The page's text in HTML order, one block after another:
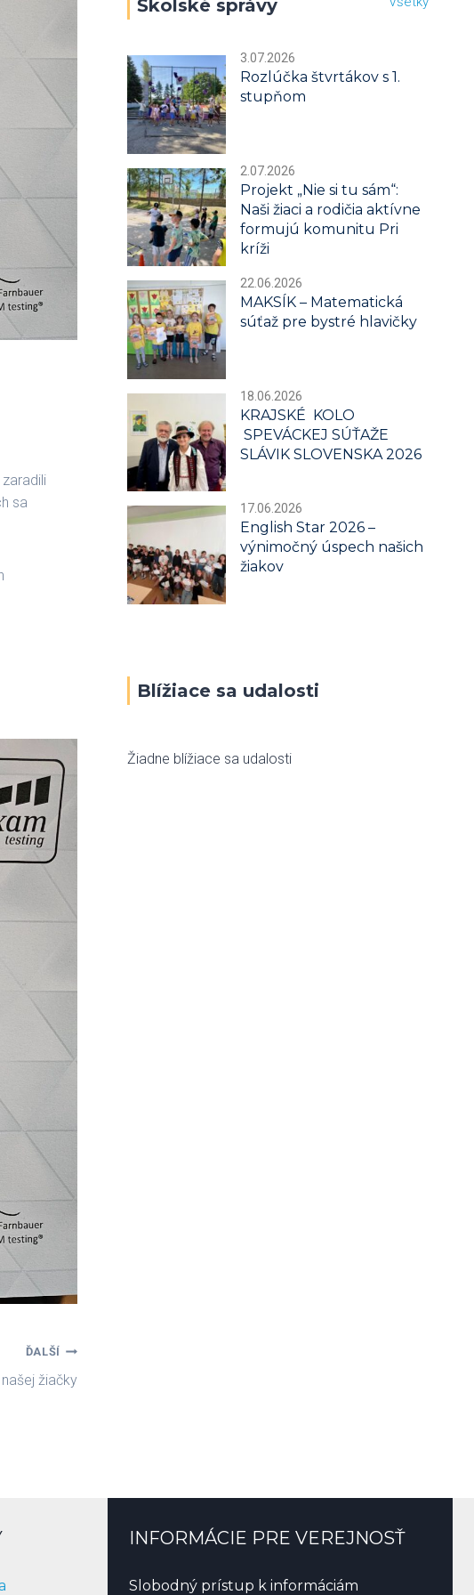
sa
ĎALŠÍ
žiačky
Školské správy
3.07.2026
Rozlúčka štvrtákov s 1.
stupňom
2.07.2026
Projekt „Nie si tu sám“:
Naši žiaci a rodičia aktívne
formujú komunitu Pri
kríži
22.06.2026
MAKSÍK – Matematická
súťaž pre bystré hlavičky
18.06.2026
KRAJSKÉ KOLO
SPEVÁCKEJ SÚŤAŽE
SLÁVIK SLOVENSKA 2026
17.06.2026
English Star 2026 –
výnimočný úspech našich
žiakov
Blížiace sa udalosti
Žiadne blížiace sa udalosti
INFORMÁCIE PRE VEREJNOSŤ
Slobodný prístup k informáciám